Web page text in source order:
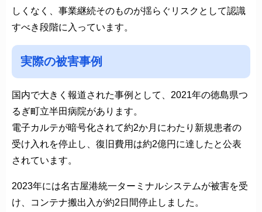
しくなく、事業継続そのものが揺らぐリスクとして認識
すべき段階に入っています。
実際の被害事例
国内で大きく報道された事例として、2021年の徳島県つ
るぎ町立半田病院があります。
電子カルテが暗号化されて約2か月にわたり新規患者の
受け入れを停止し、復旧費用は約2億円に達したと公表
されています。
2023年には名古屋港統一ターミナルシステムが被害を受
け、コンテナ搬出入が約2日間停止しました。